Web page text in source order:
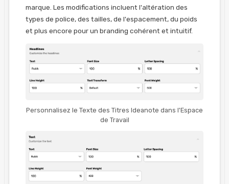
marque. Les modifications incluent l'altération des
types de police, des tailles, de l'espacement, du poids
et plus encore pour un branding cohérent et intuitif.
Personnalisez le Texte des Titres Ideanote dans l'Espace
de Travail